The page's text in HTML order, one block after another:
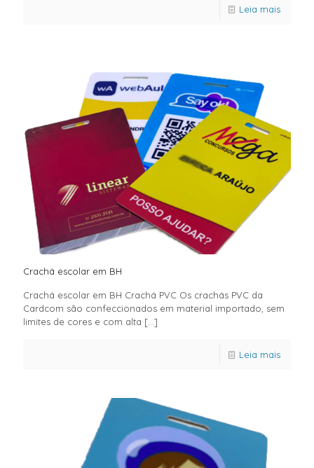
Leia mais
Crachá escolar em BH
Crachá escolar em BH Crachá PVC Os crachás PVC da
Cardcom são confeccionados em material importado, sem
limites de cores e com alta […]
Leia mais